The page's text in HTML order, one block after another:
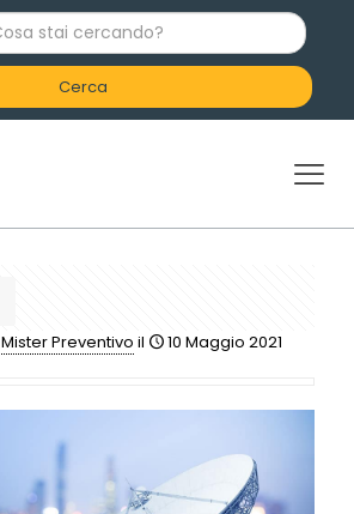
Mister Preventivo il 10 Maggio 2021